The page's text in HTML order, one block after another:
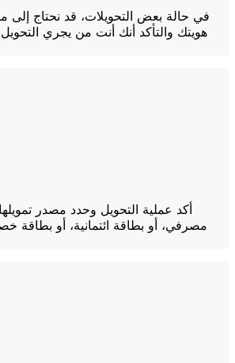
في حالة بعض التحويلات، قد نحتاج إلى
هويتك والتأكد أنك أنت من يجري
أكد عملية التحويل وحدد مصدر
مصرفي، أو بطاقة ائتمانية، أو بطاقة